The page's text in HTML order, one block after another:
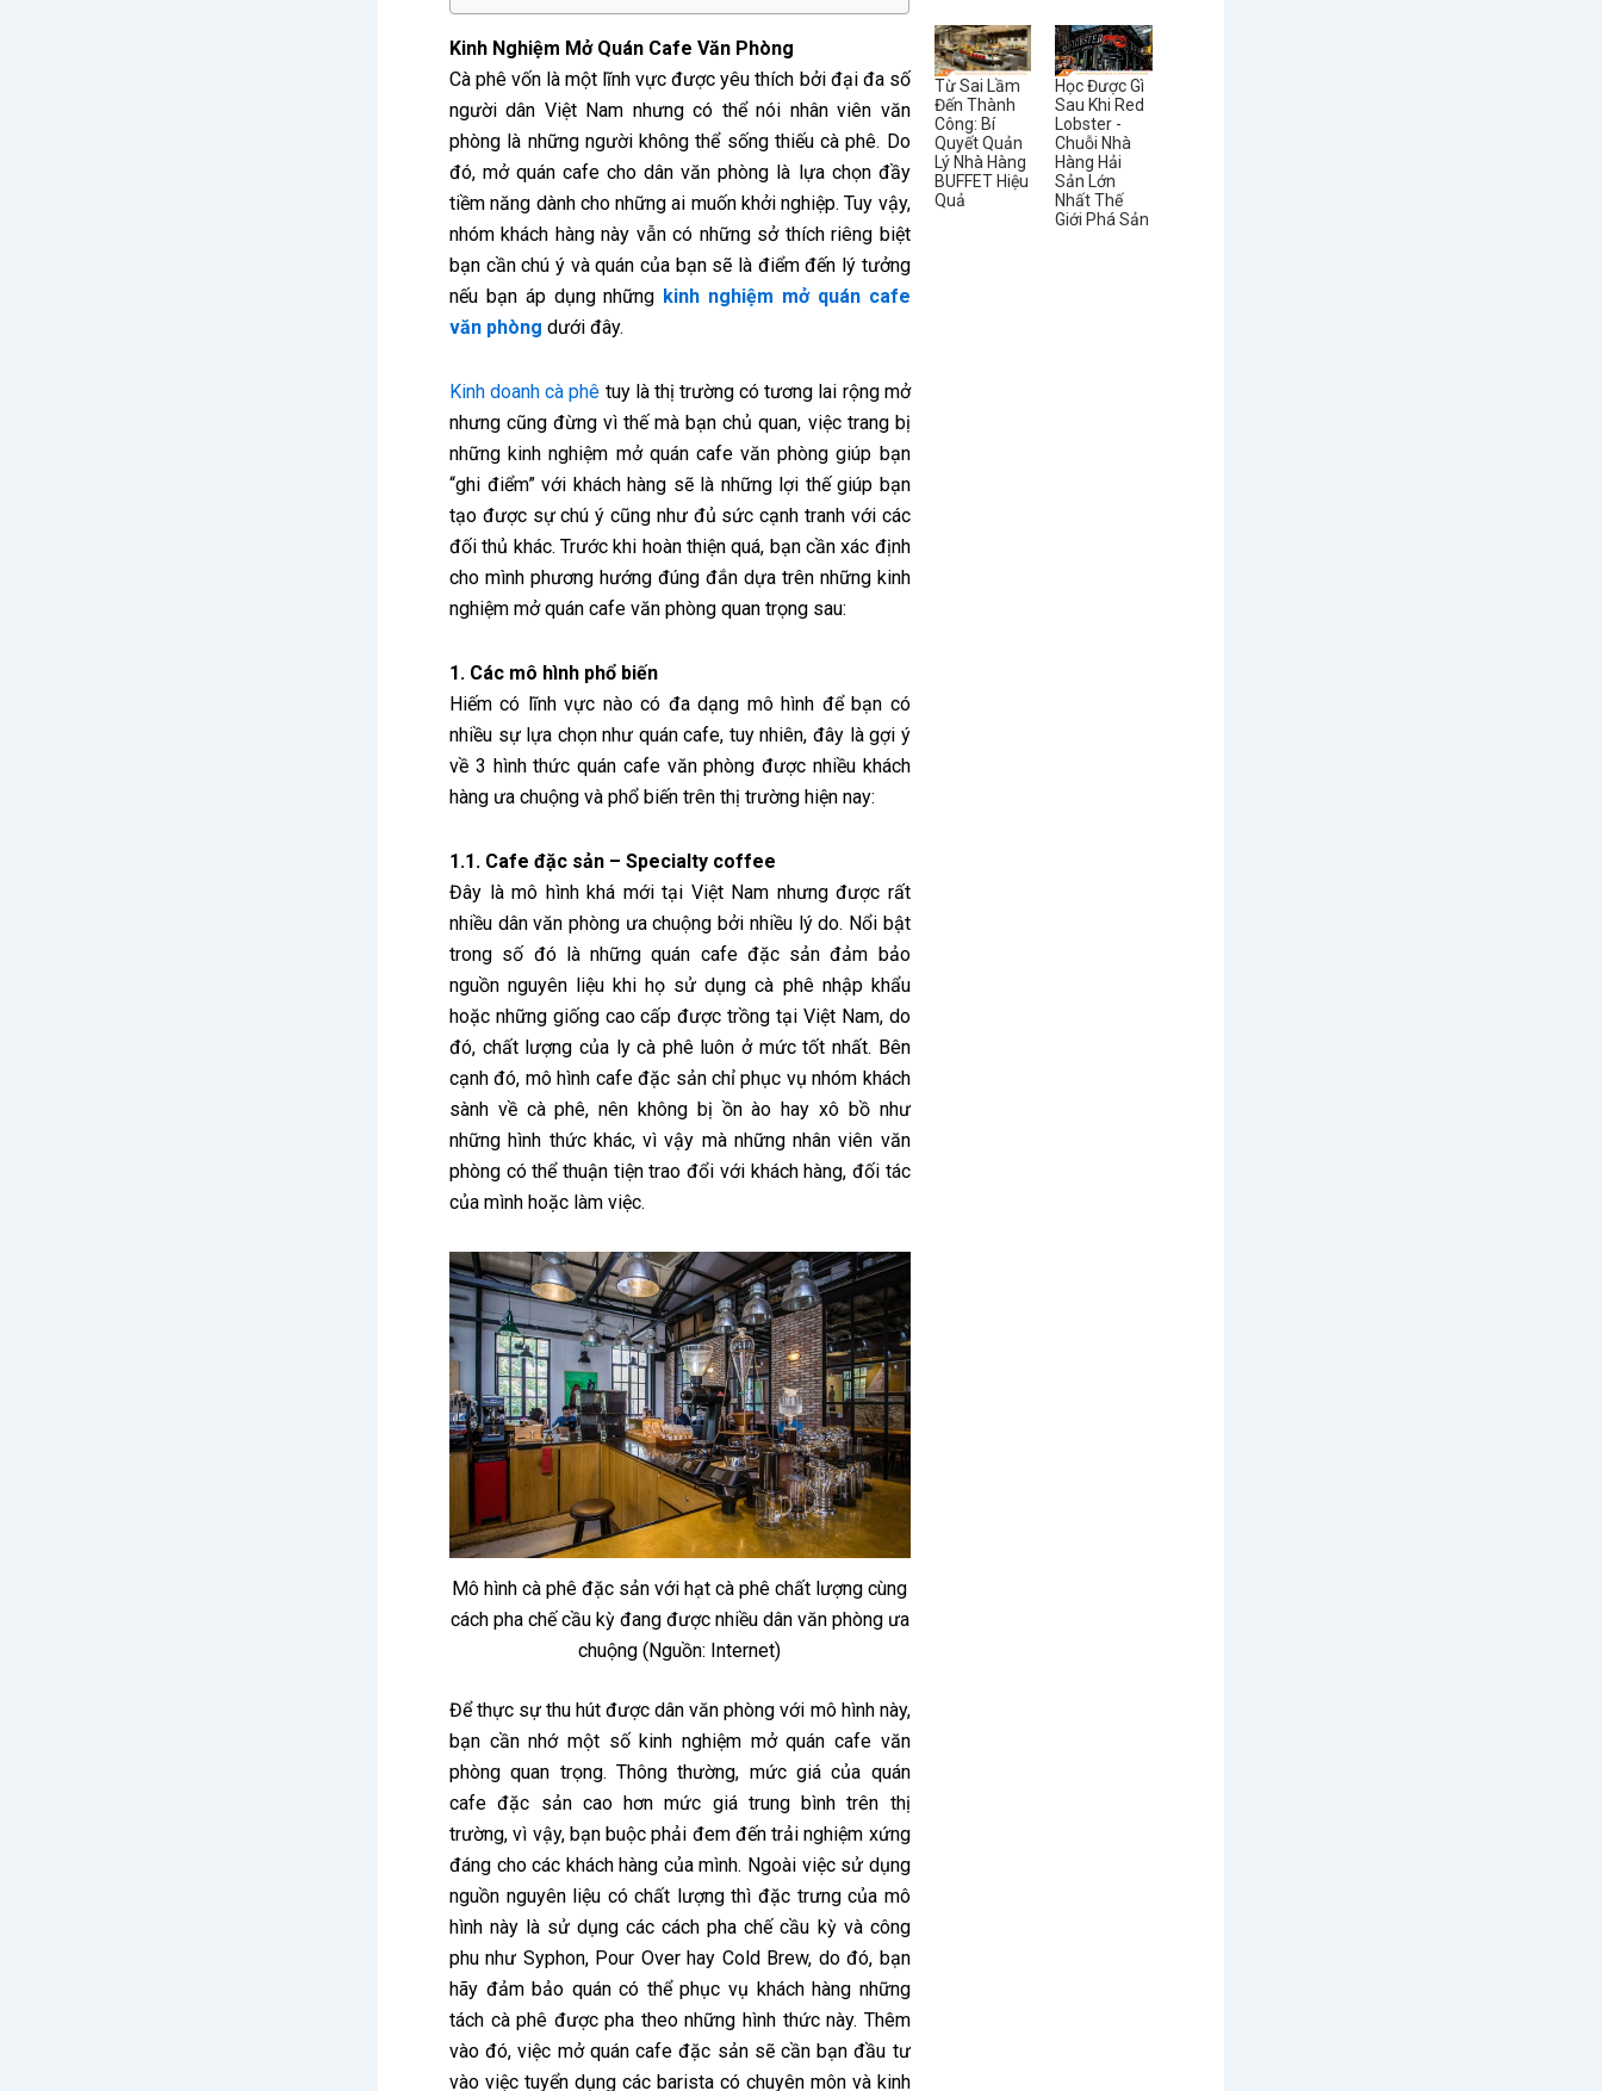
Kinh Nghiệm Mở Quán Cafe Văn Phòng
Cà phê vốn là một lĩnh vực được yêu thích bởi đại đa số
người dân Việt Nam nhưng có thể nói nhân viên văn
phòng là những người không thể sống thiếu cà phê. Do
đó, mở quán cafe cho dân văn phòng là lựa chọn đầy
tiềm năng dành cho những ai muốn khởi nghiệp. Tuy vậy,
nhóm khách hàng này vẫn có những sở thích riêng biệt
bạn cần chú ý và quán của bạn sẽ là điểm đến lý tưởng
nếu bạn áp dụng những kinh nghiệm mở quán cafe
văn phòng dưới đây.
Kinh doanh cà phê tuy là thị trường có tương lai rộng mở
nhưng cũng đừng vì thế mà bạn chủ quan, việc trang bị
nhữngkinh nghiệm mở quán cafe văn phòng giúp bạn
“ghi điểm” với khách hàng sẽ là những lợi thế giúp bạn
tạo được sự chú ý cũng như đủ sức cạnh tranh với các
đối thủ khác. Trước khi hoàn thiện quá, bạn cần xác định
cho mình phương hướng đúng đắn dựa trên những kinh
nghiệm mở quán cafe văn phòng quan trọng sau:
1. Các mô hình phổ biến
Hiếm có lĩnh vực nào có đa dạng mô hình để bạn có
nhiều sự lựa chọn như quán cafe, tuy nhiên, đây là gợi ý
về 3 hình thức quán cafe văn phòng được nhiều khách
hàng ưa chuộng và phổ biến trên thị trường hiện nay:
1.1. Cafe đặc sản – Specialty coffee
Đây là mô hình khá mới tại Việt Nam nhưng được rất
nhiều dân văn phòng ưa chuộng bởi nhiều lý do. Nổi bật
trong số đó là những quán cafe đặc sản đảm bảo
nguồn nguyên liệu khi họ sử dụng cà phê nhập khẩu
hoặc những giống cao cấp được trồng tại Việt Nam, do
đó, chất lượng của ly cà phê luôn ở mức tốt nhất. Bên
cạnh đó, mô hình cafe đặc sảnchỉ phục vụ nhóm khách
sành về cà phê, nên không bị ồn ào hay xô bồ như
những hình thức khác, vì vậy mà những nhân viên văn
phòng có thể thuận tiện trao đổi với khách hàng, đối tác
của mình hoặc làm việc.
Mô hình cà phê đặc sản với hạt cà phê chất lượng cùng
cách pha chế cầu kỳ đang được nhiều dân văn phòng ưa
chuộng (Nguồn: Internet)
Để thực sự thu hút được dân văn phòng với mô hình này,
bạn cần nhớ một số kinh nghiệm mở quán cafe văn
phòng quan trọng. Thông thường, mức giá của quán
cafe đặc sản cao hơn mức giá trung bình trên thị
trường, vì vậy, bạn buộc phải đem đến trải nghiệm xứng
đáng cho các khách hàng của mình. Ngoài việc sử dụng
nguồn nguyên liệu có chất lượng thì đặc trưng của mô
hình này là sử dụng các cách pha chế cầu kỳ và công
phu như Syphon, Pour Over hay Cold Brew, do đó, bạn
hãy đảm bảo quán có thể phục vụ khách hàng những
tách cà phê được pha theo những hình thức này. Thêm
vào đó, việc mở quán cafe đặc sản sẽ cần bạn đầu tư
vào việc tuyển dụng các barista có chuyên môn và kinh
Từ Sai Lầm
Đến Thành
Công: Bí
Quyết Quản
Lý Nhà Hàng
BUFFET Hiệu
Quả
Học Được Gì
Sau Khi Red
Lobster -
Chuỗi Nhà
Hàng Hải
Sản Lớn
Nhất Thế
Giới Phá Sản